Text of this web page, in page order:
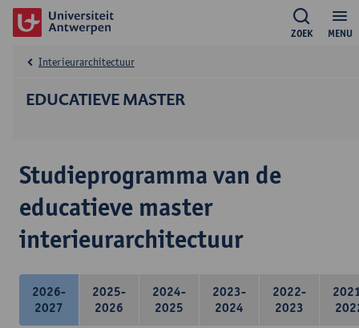
MENU
ZOEK
EDUCATIEVE MASTER
Interieurarchitectuur
Studieprogramma van de
educatieve master
interieurarchitectuur
2026-
2027
2025-
2026
2024-
2025
2023-
2024
2022-
2023